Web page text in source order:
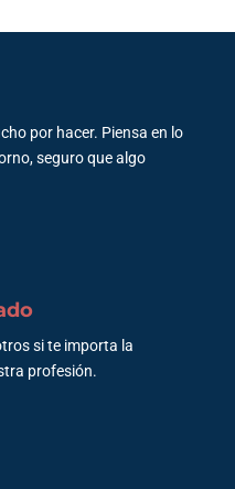
por hacer. Piensa en lo
seguro que algo
si te importa la
profesión.